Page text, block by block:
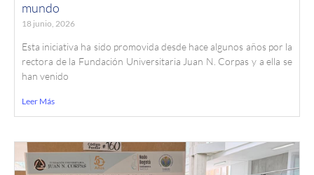
mundo
18 junio, 2026
Esta iniciativa ha sido promovida desde hace algunos años por la
rectora de la Fundación Universitaria Juan N. Corpas y a ella se
han venido
Leer Más